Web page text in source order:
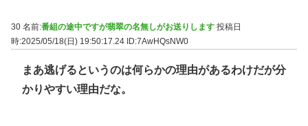
30 名前:番組の途中ですが翡翠の名無しがお送りします 投稿日
時:2025/05/18(日) 19:50:17.24 ID:7AwHQsNW0
まあ逃げるというのは何らかの理由があるわけだが分
かりやすい理由だな。